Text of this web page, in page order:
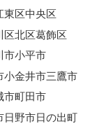
東区中央区
区北区葛飾区
市小平市
小金井市三鷹市
市町田市
日野市日の出町